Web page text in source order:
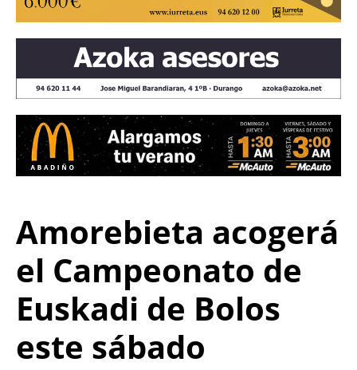
Amorebieta acogerá
el Campeonato de
Euskadi de Bolos
este sábado